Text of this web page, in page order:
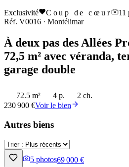
Exclusivité Coup de cœur 11
Réf. V0016 · Montélimar
À deux pas des Allées
72,5 m² avec véranda,
garage double
72.5 m² 4 p.
2 ch.
230 900 €Voir le bien
Autres biens
5 photos69 000 €